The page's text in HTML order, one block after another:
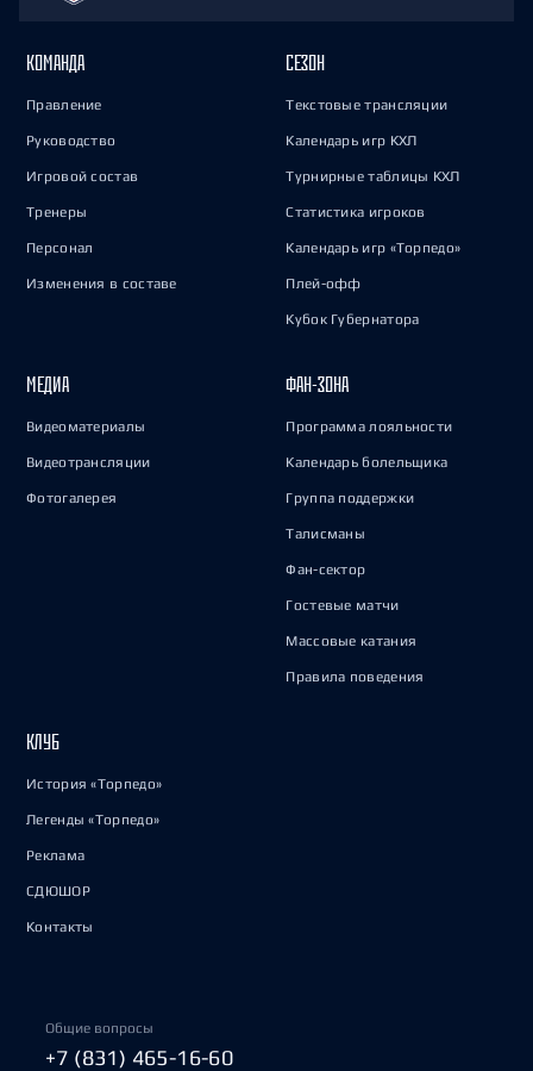
КОМАНДА
Правление
Руководство
Игровой состав
Тренеры
Персонал
Изменения в составе
СЕЗОН
Текстовые трансляции
Календарь игр КХЛ
Турнирные таблицы КХЛ
Статистика игроков
Календарь игр «Торпедо»
Плей-офф
Кубок Губернатора
МЕДИА
Видеоматериалы
Видеотрансляции
Фотогалерея
ФАН-ЗОНА
Программа лояльности
Календарь болельщика
Группа поддержки
Талисманы
Фан-сектор
Гостевые матчи
Массовые катания
Правила поведения
КЛУБ
История «Торпедо»
Легенды «Торпедо»
Реклама
СДЮШОР
Контакты
Общие вопросы
+7 (831) 465-16-60